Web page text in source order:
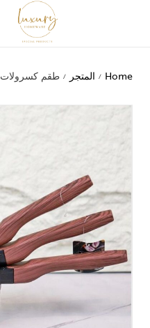
Home
/ المتجر / طقم كسرولات 3 قطع